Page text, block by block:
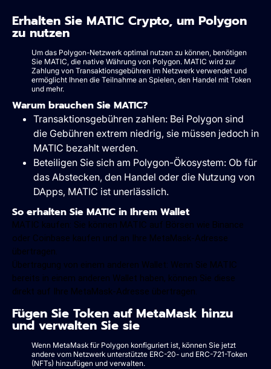
Erhalten Sie MATIC Crypto, um Polygon
zu nutzen
Um das Polygon-Netzwerk optimal nutzen zu können, benötigen
Sie MATIC, die native Währung von Polygon. MATIC wird zur
Zahlung von Transaktionsgebühren im Netzwerk verwendet und
ermöglicht Ihnen die Teilnahme an Spielen, den Handel mit Token
und mehr.
Warum brauchen Sie MATIC?
Transaktionsgebühren zahlen: Bei Polygon sind
die Gebühren extrem niedrig, sie müssen jedoch in
MATIC bezahlt werden.
Beteiligen Sie sich am Polygon-Ökosystem: Ob für
das Abstecken, den Handel oder die Nutzung von
DApps, MATIC ist unerlässlich.
So erhalten Sie MATIC in Ihrem Wallet
MATIC kaufen: Sie können MATIC auf Börsen wie Binance
oder Coinbase kaufen und an Ihre MetaMask-Adresse
übertragen.
Übertragung von einem anderen Wallet: Wenn Sie MATIC
bereits in einem anderen Wallet haben, können Sie diese
direkt auf Ihre MetaMask-Adresse übertragen.
Fügen Sie Token auf MetaMask hinzu
und verwalten Sie sie
Wenn MetaMask für Polygon konfiguriert ist, können Sie jetzt
andere vom Netzwerk unterstützte ERC-20- und ERC-721-Token
(NFTs) hinzufügen und verwalten.